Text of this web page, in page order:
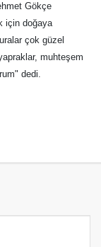
Gökçe
için doğaya
çok güzel
muhteşem
dedi.